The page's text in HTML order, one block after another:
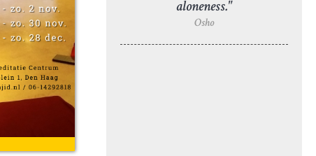
aloneness."
Osho